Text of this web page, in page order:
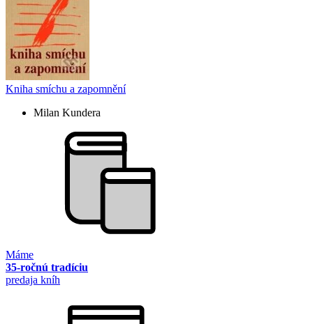
Kniha smíchu a zapomnění
Milan Kundera
Máme
35-ročnú tradíciu
predaja kníh